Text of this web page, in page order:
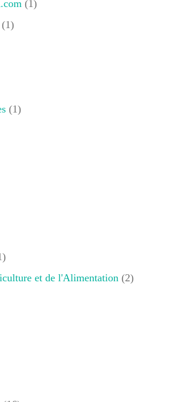
(1)
(1)
(1)
et de l'Alimentation (2)